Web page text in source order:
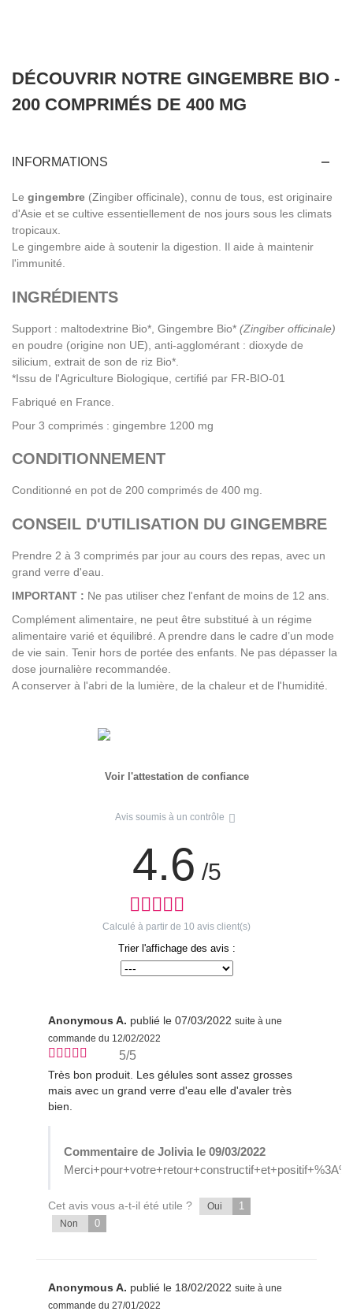
DÉCOUVRIR NOTRE GINGEMBRE BIO -
200 COMPRIMÉS DE 400 MG
INFORMATIONS
Le gingembre (Zingiber officinale), connu de tous, est originaire
d'Asie et se cultive essentiellement de nos jours sous les climats
tropicaux.
Le gingembre aide à soutenir la digestion. Il aide à maintenir
l'immunité.
INGRÉDIENTS
Support : maltodextrine Bio*, Gingembre Bio* (Zingiber officinale)
en poudre (origine non UE), anti-agglomérant : dioxyde de
silicium, extrait de son de riz Bio*.
*Issu de l'Agriculture Biologique, certifié par FR-BIO-01
Fabriqué en France.
Pour 3 comprimés : gingembre 1200 mg
CONDITIONNEMENT
Conditionné en pot de 200 comprimés de 400 mg.
CONSEIL D'UTILISATION DU GINGEMBRE
Prendre 2 à 3 comprimés par jour au cours des repas, avec un
grand verre d'eau.
IMPORTANT : Ne pas utiliser chez l'enfant de moins de 12 ans.
Complément alimentaire, ne peut être substitué à un régime
alimentaire varié et équilibré. A prendre dans le cadre d’un mode
de vie sain. Tenir hors de portée des enfants. Ne pas dépasser la
dose journalière recommandée.
A conserver à l'abri de la lumière, de la chaleur et de l'humidité.
Voir l'attestation de confiance
Avis soumis à un contrôle
4.6 /5
Calculé à partir de 10 avis client(s)
Trier l'affichage des avis :
Anonymous A. publié le 07/03/2022 suite à une
commande du 12/02/2022
5/5
Très bon produit. Les gélules sont assez grosses
mais avec un grand verre d'eau elle d'avaler très
bien.
Commentaire de Jolivia le 09/03/2022
Cet avis vous a-t-il été utile ? Oui 1
Non 0
Anonymous A. publié le 18/02/2022 suite à une
commande du 27/01/2022